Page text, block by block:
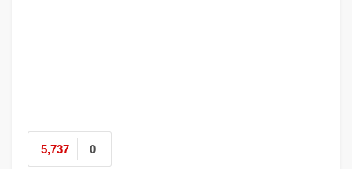
0
5,737